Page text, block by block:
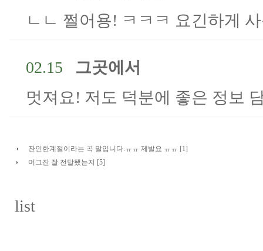
ㄴㄴ 쩔어용! ㅋㅋㅋ 요긴하게
02.15
그곳에서
멋져요! 저도 덕분에 좋은 정보
잔인한계절이라는 곡 말입니다.ㅠㅠ 제발요 ㅠㅠ [1]
머그잔 잘 전달됐는지 [5]
list